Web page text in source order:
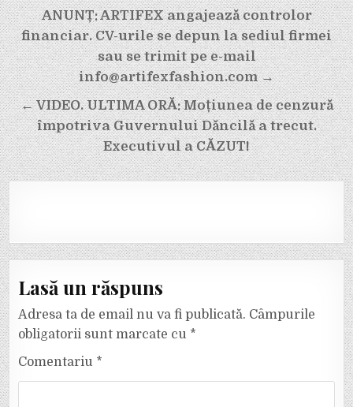
Navigare
în
articole
ANUNȚ: ARTIFEX angajează controlor
financiar. CV-urile se depun la sediul firmei
sau se trimit pe e-mail
info@artifexfashion.com →
← VIDEO. ULTIMA ORĂ: Moțiunea de cenzură
împotriva Guvernului Dăncilă a trecut.
Executivul a CĂZUT!
Lasă un răspuns
Adresa ta de email nu va fi publicată. Câmpurile
obligatorii sunt marcate cu *
Comentariu *